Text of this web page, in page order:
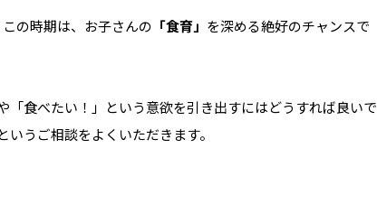
の時期は、お子さんの 「食育」 を深める絶好のチャンスで
食べたい！」という意欲を引き出すにはどうすれば良いで
うご相談をよくいただきます。